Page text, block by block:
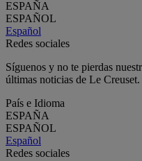
ESPAÑA
ESPAÑOL
Español
Redes sociales
Síguenos y no te pierdas
últimas noticias de Le Creuset.
País e Idioma
ESPAÑA
ESPAÑOL
Español
Redes sociales